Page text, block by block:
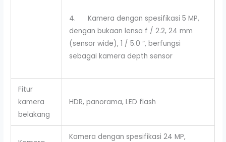
4. Kamera dengan spesifikasi 5 MP,
dengan bukaan lensa f / 2.2, 24 mm
(sensor wide), 1 / 5.0 “, berfungsi
sebagai kamera depth sensor
Fitur
kamera
belakang
HDR, panorama, LED flash
Kamera dengan spesifikasi 24 MP,